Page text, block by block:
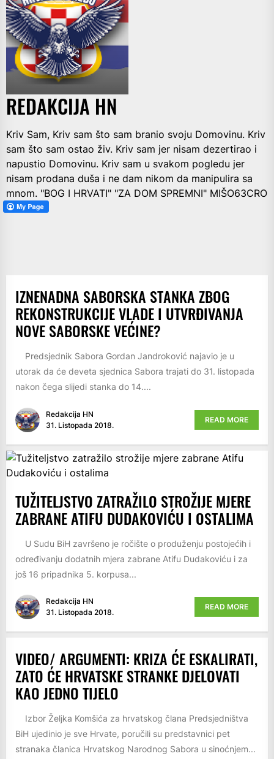
REDAKCIJA HN
Kriv Sam, Kriv sam što sam branio svoju Domovinu. Kriv
sam što sam ostao živ. Kriv sam jer nisam dezertirao i
napustio Domovinu. Kriv sam u svakom pogledu jer
nisam prodana duša i ne dam nikom da manipulira sa
mnom. "BOG I HRVATI" "ZA DOM SPREMNI" MIŠO63CRO
IZNENADNA SABORSKA STANKA ZBOG
REKONSTRUKCIJE VLADE I UTVRĐIVANJA
NOVE SABORSKE VEĆINE?
Predsjednik Sabora Gordan Jandroković najavio je u
utorak da će deveta sjednica Sabora trajati do 31. listopada
nakon čega slijedi stanka do 14....
Redakcija HN
31. Listopada 2018.
READ MORE
TUŽITELJSTVO ZATRAŽILO STROŽIJE MJERE
ZABRANE ATIFU DUDAKOVIĆU I OSTALIMA
U Sudu BiH završeno je ročište o produženju postojećih i
određivanju dodatnih mjera zabrane Atifu Dudakoviću i za
još 16 pripadnika 5. korpusa...
Redakcija HN
31. Listopada 2018.
READ MORE
VIDEO/ ARGUMENTI: KRIZA ĆE ESKALIRATI,
ZATO ĆE HRVATSKE STRANKE DJELOVATI
KAO JEDNO TIJELO
Izbor Željka Komšića za hrvatskog člana Predsjedništva
BiH ujedinio je sve Hrvate, poručili su predstavnici pet
stranaka članica Hrvatskog Narodnog Sabora u sinoćnjem...